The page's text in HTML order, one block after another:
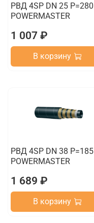
РВД 4SP DN 25 P=280
POWERMASTER
1 007 ₽
В корзину
РВД 4SP DN 38 P=185
POWERMASTER
1 689 ₽
В корзину